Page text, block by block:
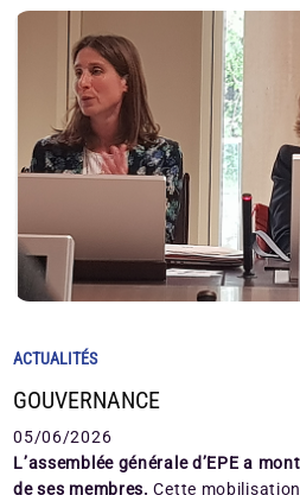
ACTUALITÉS
GOUVERNANCE
05/06/2026
L’assemblée générale d’EPE a
de ses membres.Cette